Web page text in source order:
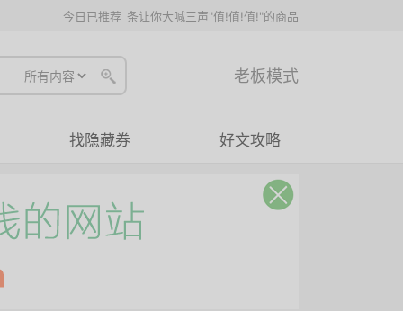
今日已推荐 条让你大喊三声"值!值!值!"的商品
老板模式
找隐藏券 好文攻略